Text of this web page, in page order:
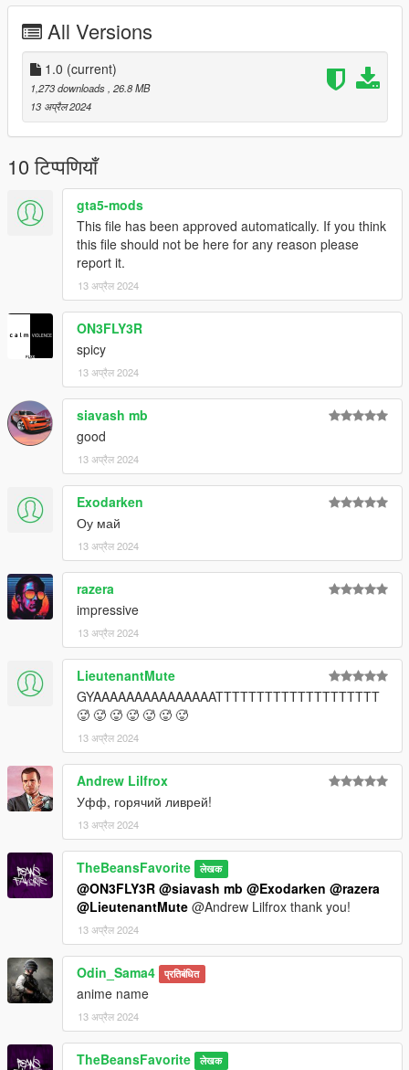
network for all questions
inst: @beansfavorite
All Versions
1.0 (current)
1,273 downloads , 26.8 MB
13 अप्रैल 2024
10 टिप्पणियाँ
gta5-mods
This file has been approved automatically. If you think
this file should not be here for any reason please
report it.
13 अप्रैल 2024
ON3FLY3R
spicy
13 अप्रैल 2024
siavash mb
good
13 अप्रैल 2024
Exodarken
Оу май
13 अप्रैल 2024
razera
impressive
13 अप्रैल 2024
LieutenantMute
GYAAAAAAAAAAAAAAATTTTTTTTTTTTTTTTTTTT
🥵 🥵 🥵 🥵 🥵 🥵 🥵
13 अप्रैल 2024
Andrew Lilfrox
Уфф, горячий ливрей!
13 अप्रैल 2024
TheBeansFavorite लेखक
@ON3FLY3R @siavash mb @Exodarken @razera
@LieutenantMute @Andrew Lilfrox thank you!
13 अप्रैल 2024
Odin_Sama4 प्रतिबंधित
anime name
13 अप्रैल 2024
TheBeansFavorite लेखक